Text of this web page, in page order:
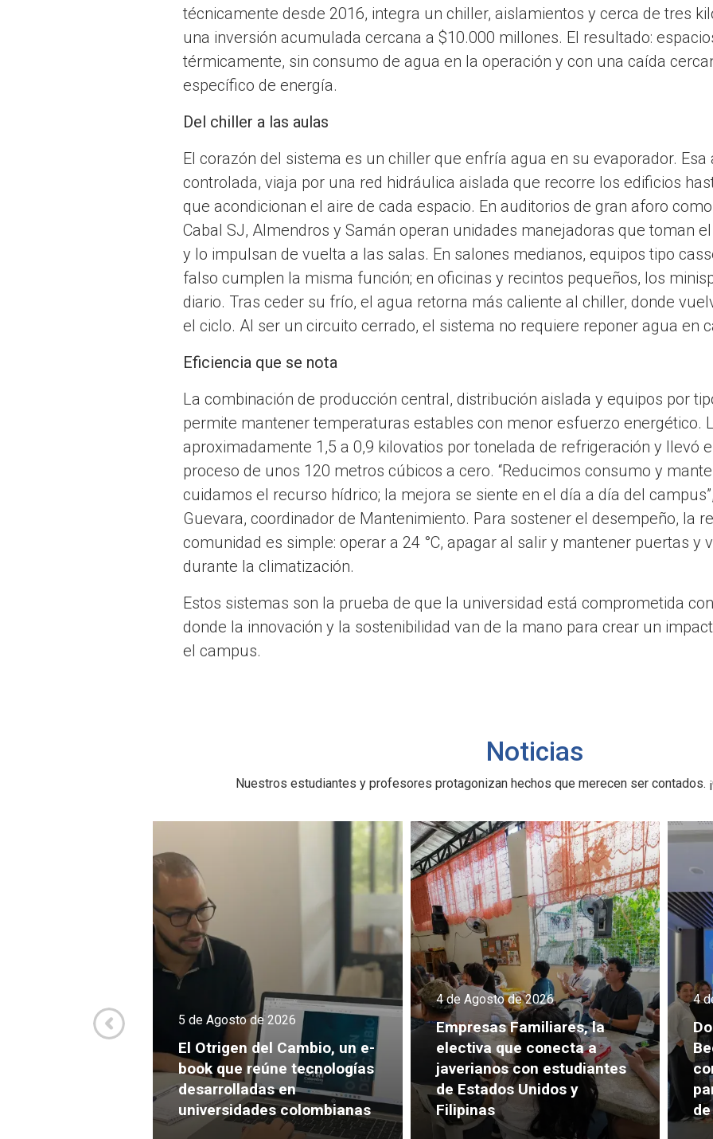
técnicamente desde 2016, integra un chiller, aislamientos y cerca de tres
una inversión acumulada cercana a $10.000 millones. El resultado:
térmicamente, sin consumo de agua en la operación y con una caída
específico de energía.
Del chiller a las aulas
El corazón del sistema es un chiller que enfría agua en su evaporador.
controlada, viaja por una red hidráulica aislada que recorre los edificios
que acondicionan el aire de cada espacio. En auditorios de gran aforo
Cabal SJ, Almendros y Samán operan unidades manejadoras que toman
y lo impulsan de vuelta a las salas. En salones medianos, equipos tipo
falso cumplen la misma función; en oficinas y recintos pequeños, los
diario. Tras ceder su frío, el agua retorna más caliente al chiller, donde
el ciclo. Al ser un circuito cerrado, el sistema no requiere reponer agua en
Eficiencia que se nota
La combinación de producción central, distribución aislada y equipos por
permite mantener temperaturas estables con menor esfuerzo energético.
aproximadamente 1,5 a 0,9 kilovatios por tonelada de refrigeración y llevó
proceso de unos 120 metros cúbicos a cero. “Reducimos consumo y
cuidamos el recurso hídrico; la mejora se siente en el día a día del
Guevara, coordinador de Mantenimiento. Para sostener el desempeño, la
comunidad es simple: operar a 24 °C, apagar al salir y mantener puertas y
durante la climatización.
Estos sistemas son la prueba de que la universidad está comprometida
donde la innovación y la sostenibilidad van de la mano para crear un
el campus.
Noticias
Nuestros estudiantes y profesores protagonizan hechos que merecen ser contados.
culmina el
5 de Agosto de 2026
El Otrigen del Cambio, un e-
book que reúne tecnologías
desarrolladas en
universidades colombianas
4 de Agosto de 2026
Empresas Familiares, la
electiva que conecta a
javerianos con estudiantes
de Estados Unidos y
Filipinas
4